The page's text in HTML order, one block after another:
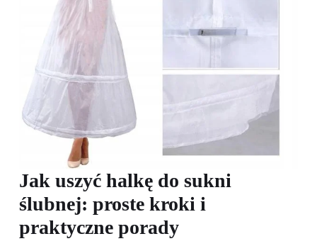
Jak uszyć halkę do sukni
ślubnej: proste kroki i
praktyczne porady